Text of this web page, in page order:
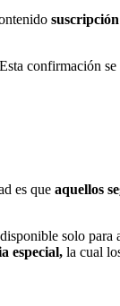
confirmación
es que aquellos
solo para
especial, la cual